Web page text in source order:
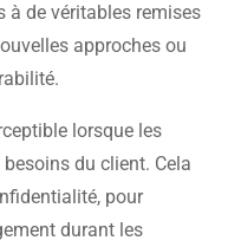
à de véritables remises
approches ou
lorsque les
du client. Cela
pour
durant les